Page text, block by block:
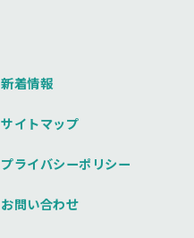
新着情報
サイトマップ
プライバシーポリシー
お問い合わせ